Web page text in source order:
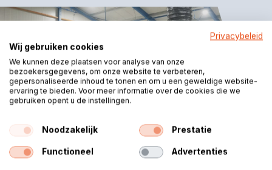
Privacybeleid
Wij gebruiken cookies
We kunnen deze plaatsen voor analyse van onze
bezoekersgegevens, om onze website te verbeteren,
gepersonaliseerde inhoud te tonen en om u een geweldige website-
ervaring te bieden. Voor meer informatie over de cookies die we
gebruiken opent u de instellingen.
Noodzakelijk Prestatie
Functioneel Advertenties